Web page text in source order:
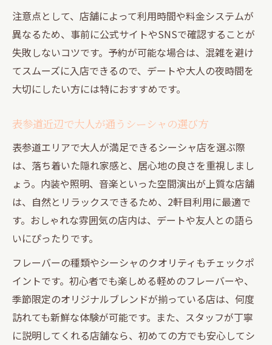
注意点として、店舗によって利用時間や料金システムが
異なるため、事前に公式サイトやSNSで確認することが
失敗しないコツです。予約が可能な場合は、混雑を避け
てスムーズに入店できるので、デートや大人の夜時間を
大切にしたい方には特におすすめです。
表参道近辺で大人が通うシーシャの選び方
表参道エリアで大人が満足できるシーシャ店を選ぶ際
は、落ち着いた隠れ家感と、居心地の良さを重視しまし
ょう。内装や照明、音楽といった空間演出が上質な店舗
は、自然とリラックスできるため、2軒目利用に最適で
す。おしゃれな雰囲気の店内は、デートや友人との語ら
いにぴったりです。
フレーバーの種類やシーシャのクオリティもチェックポ
イントです。初心者でも楽しめる軽めのフレーバーや、
季節限定のオリジナルブレンドが揃っている店は、何度
訪れても新鮮な体験が可能です。また、スタッフが丁寧
に説明してくれる店舗なら、初めての方でも安心してシ